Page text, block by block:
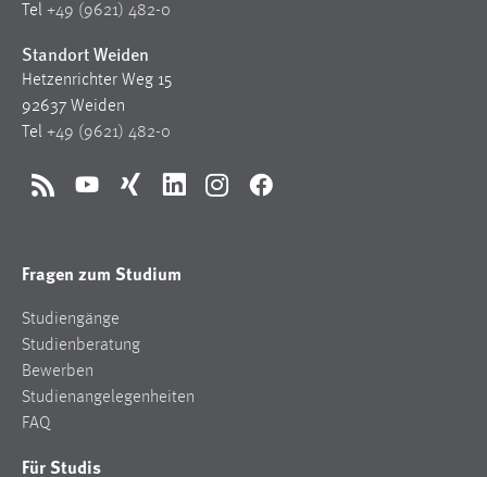
Tel +49 (9621) 482-0
Standort Weiden
Hetzenrichter Weg 15
92637 Weiden
Tel +49 (9621) 482-0
RSS YouTubeXing LinkedInInstagramFacebook
Fragen zum Studium
Studiengänge
Studienberatung
Bewerben
Studienangelegenheiten
FAQ
Für Studis